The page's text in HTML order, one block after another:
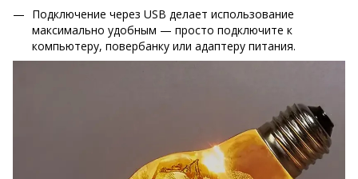
Подключение через USB делает использование
максимально удобным — просто подключите к
компьютеру, повербанку или адаптеру питания.